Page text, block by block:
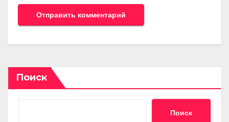
Поиск
Поиск